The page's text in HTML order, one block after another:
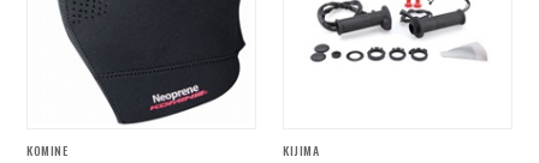
KOMINE KIJIMA